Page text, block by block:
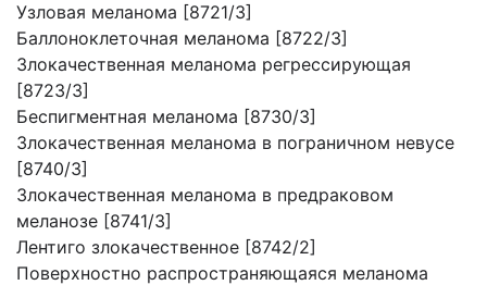
Узловая меланома [8721/3]
Баллоноклеточная меланома [8722/3]
Злокачественная меланома регрессирующая
[8723/3]
Беспигментная меланома [8730/3]
Злокачественная меланома в пограничном невусе
[8740/3]
Злокачественная меланома в предраковом
меланозе [8741/3]
Лентиго злокачественное [8742/2]
Поверхностно распространяющаяся меланома